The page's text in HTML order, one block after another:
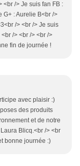
<br /> Je suis fan FB :
G+ : Aurelie B<br />
/> <br /> Je suis
/> <br /> <br />
fin de journée !
avec plaisir :)
des produits
et de notre
Blicq.<br /> <br
bonne journée :)